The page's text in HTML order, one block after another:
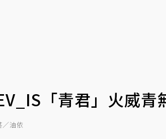
「青君」火威青
／油依